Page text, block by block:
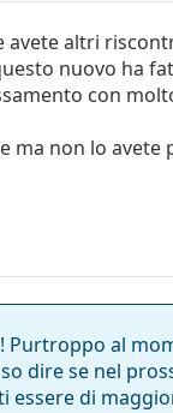
lenti a contatto
avete altri
nuovo ha
con
non lo avete
Purtroppo al
dire se nel
essere di